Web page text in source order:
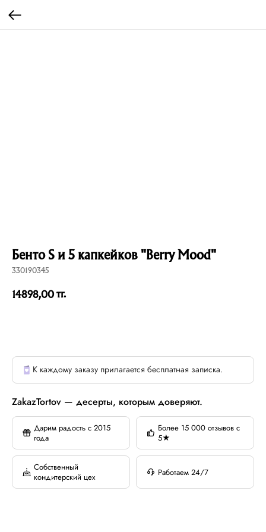
Бенто S и 5 капкейков "Berry Mood"
330190345
14898,00тг.
К каждому заказу прилагается бесплатная записка.
ZakazTortov — десерты, которым доверяют.
Дарим радость с 2015
года
Более 15 000 отзывов с
5★
Собственный
кондитерский цех
Работаем 24/7